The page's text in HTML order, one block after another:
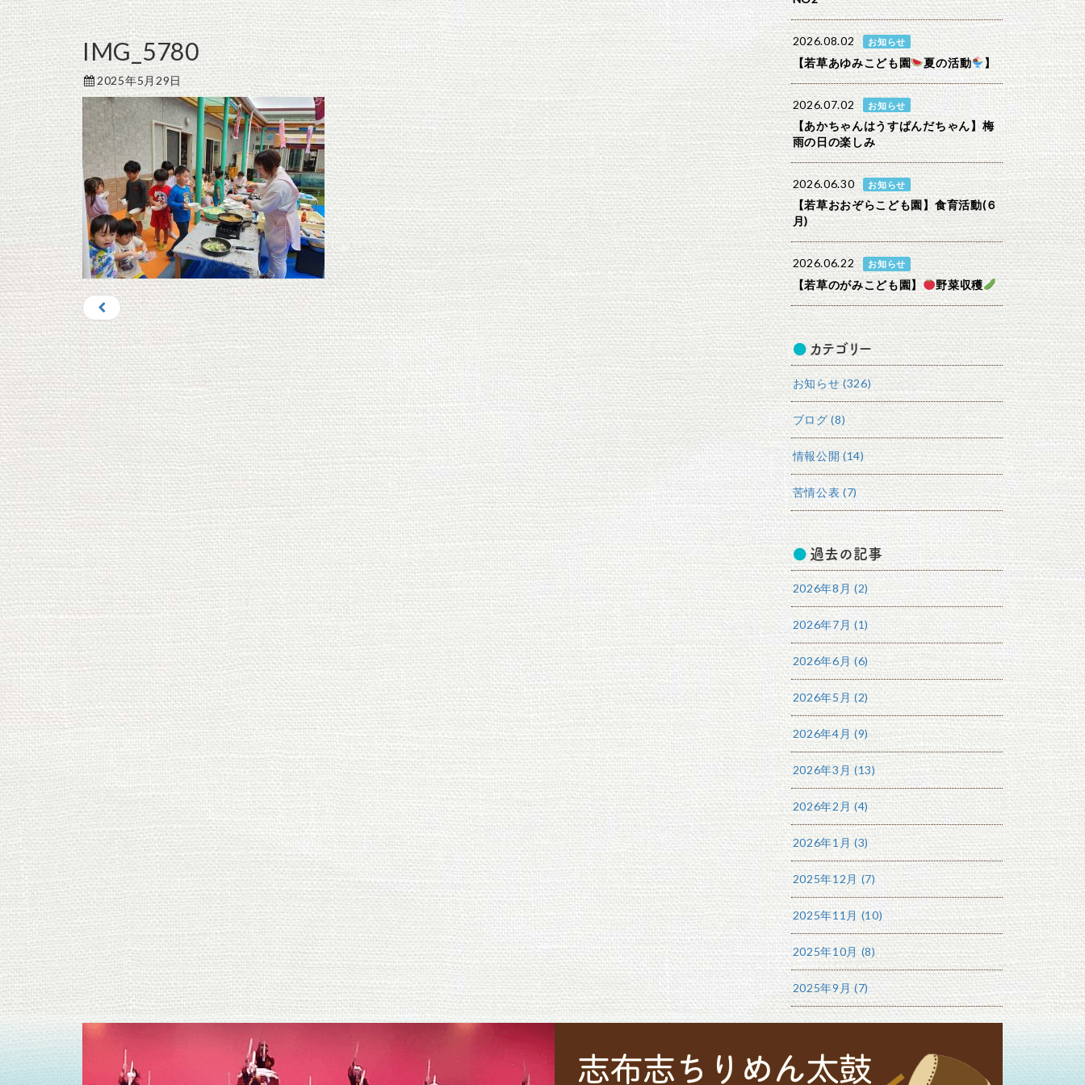
IMG_5780
2025年5月29日
2026.08.02 お知らせ
【若草あゆみこども園 夏の活動 】
2026.07.02 お知らせ
【あかちゃんはうすぱんだちゃん】梅
雨の日の楽しみ
2026.06.30 お知らせ
【若草おおぞらこども園】食育活動(６
月)
2026.06.22 お知らせ
【若草のがみこども園】 野菜収穫
カテゴリー
お知らせ (326)
ブログ (8)
情報公開 (14)
苦情公表 (7)
過去の記事
2026年8月 (2)
2026年7月 (1)
2026年6月 (6)
2026年5月 (2)
2026年4月 (9)
2026年3月 (13)
2026年2月 (4)
2026年1月 (3)
2025年12月 (7)
2025年11月 (10)
2025年10月 (8)
2025年9月 (7)